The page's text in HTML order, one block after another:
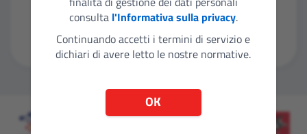
Entra con CIE
consulta l'Informativa sulla privacy.
Continuando accetti i termini di servizio e
dichiari di avere letto le nostre normative.
OK